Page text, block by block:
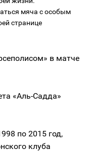
мяча с особым
странице
в матче
«Аль-Садда»
по 2015 год,
клуба